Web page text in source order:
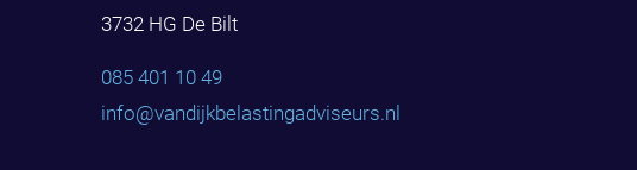
3732 HG De Bilt
085 401 10 49
info@vandijkbelastingadviseurs.nl